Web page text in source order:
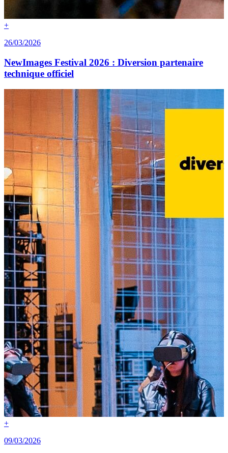
+
26/03/2026
NewImages Festival 2026 : Diversion partenaire
technique officiel
+
09/03/2026